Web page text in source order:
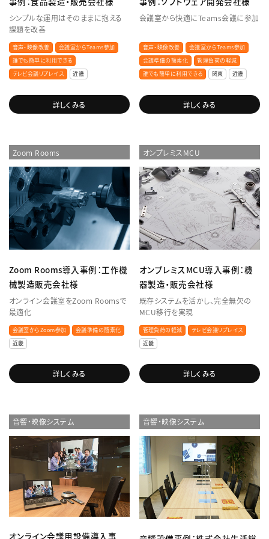
シンプルな運用はそのままに抱える
課題を改善
音声・映像改善
会議室からTeams参加
誰でも簡単に利用できる
テレビ会議リプレイス
近畿
詳しくみる
会議室から快適にTeams会議に参加
音声・映像改善
会議室からTeams参加
会議準備の簡素化
管理負荷の軽減
誰でも簡単に利用できる
関東 近畿
詳しくみる
Zoom Rooms
Zoom Rooms導入事例：工作機
械製造販売会社様
オンライン会議室をZoom Roomsで
最適化
会議室からZoom参加
会議準備の簡素化
近畿
詳しくみる
オンプレミスMCU
オンプレミスMCU導入事例：機
器製造・販売会社様
既存システムを活かし、完全無欠の
MCU移行を実現
管理負荷の軽減
テレビ会議リプレイス
近畿
詳しくみる
音響・映像システム
オンライン会議用設備導入事
音響・映像システム